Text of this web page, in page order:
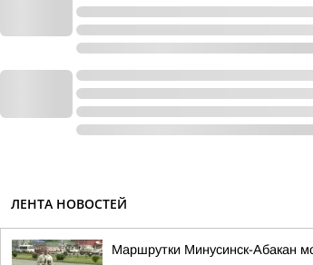
ЛЕНТА НОВОСТЕЙ
Маршрутки Минусинск-Абакан